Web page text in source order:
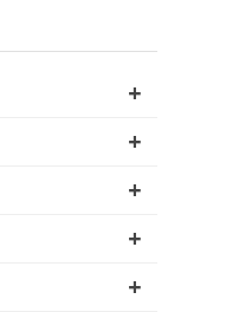
+
+
+
+
+